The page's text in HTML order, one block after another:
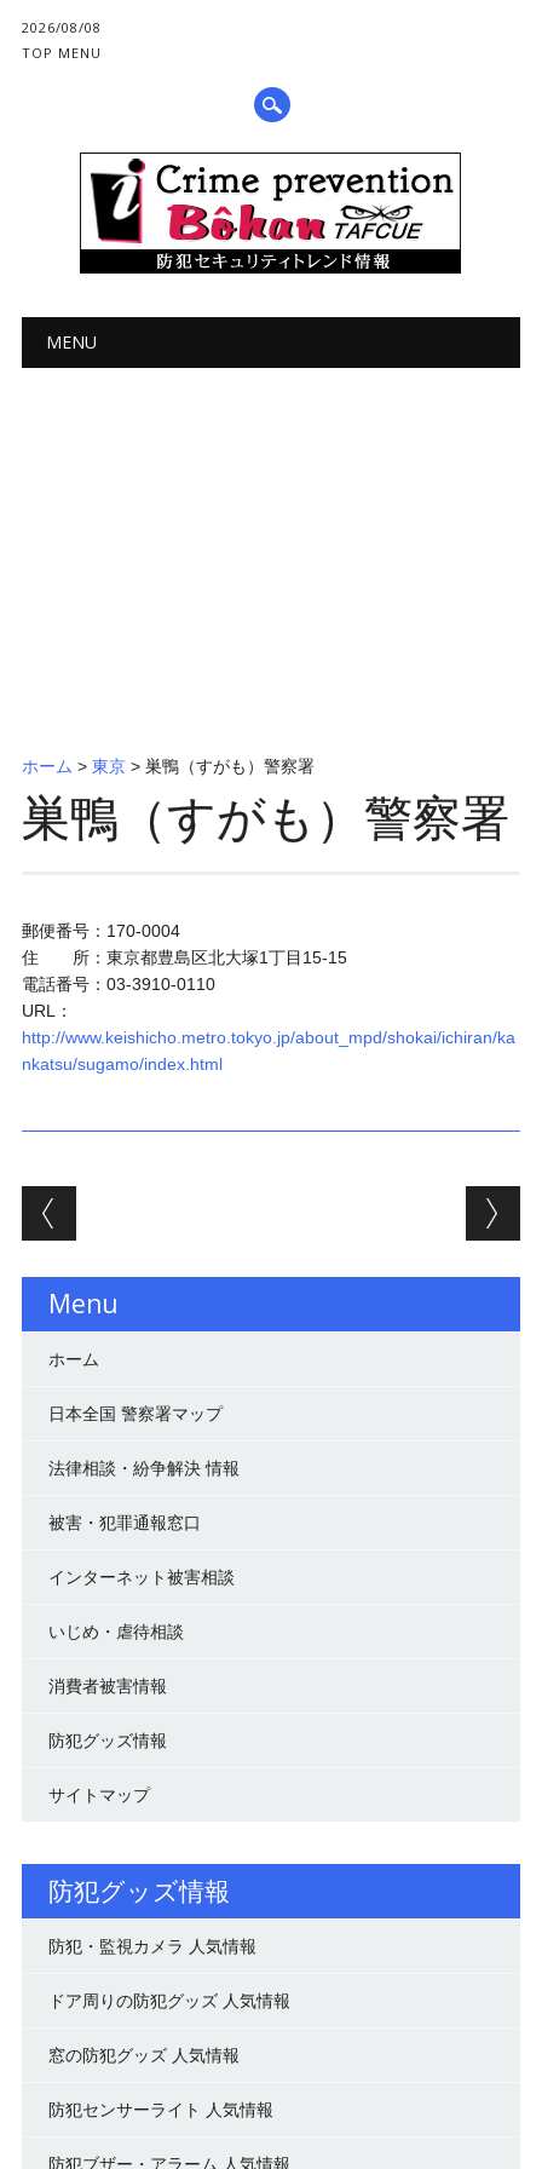
2026/08/08
TOP MENU
メインメニュー
MENU
ホーム > 東京> 巣鴨（すがも）警察署
巣鴨（すがも）警察署
郵便番号：170-0004
住 所：東京都豊島区北大塚1丁目15-15
電話番号：03-3910-0110
URL：
http://www.keishicho.metro.tokyo.jp/about_mpd/shokai/ichiran/ka
nkatsu/sugamo/index.html
投稿ナビゲーション
Menu
ホーム
日本全国 警察署マップ
法律相談・紛争解決 情報
被害・犯罪通報窓口
インターネット被害相談
いじめ・虐待相談
消費者被害情報
防犯グッズ情報
サイトマップ
防犯グッズ情報
防犯・監視カメラ 人気情報
ドア周りの防犯グッズ 人気情報
窓の防犯グッズ 人気情報
防犯センサーライト 人気情報
防犯ブザー・アラーム 人気情報